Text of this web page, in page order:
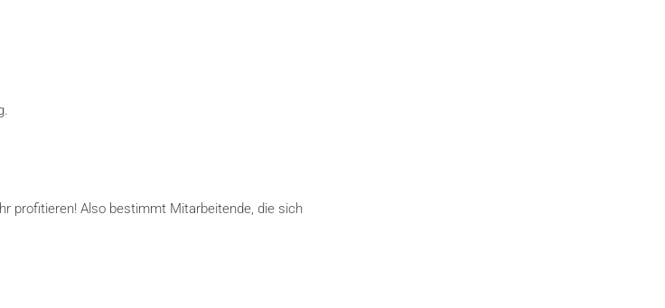
profitieren! Also bestimmt Mitarbeitende, die sich